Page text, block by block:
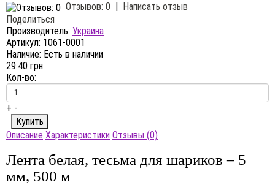
Отзывов: 0
Написать отзыв
Поделиться
Производитель: Украина
Артикул: 1061-0001
Наличие: Есть в наличии
29.40 грн
Кол-во:
+ -
Описание Характеристики Отзывы (0)
Лента белая, тесьма для шариков – 5
мм, 500 м